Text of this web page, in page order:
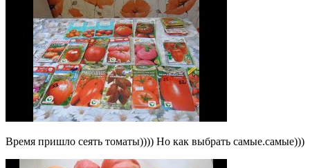
Время пришло сеять томаты)))) Но как выбрать самые.самые)))